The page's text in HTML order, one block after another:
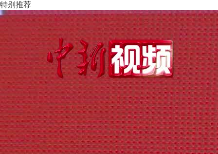
特别推荐